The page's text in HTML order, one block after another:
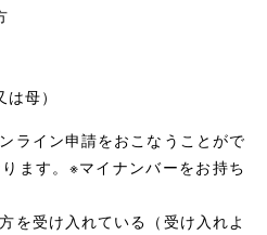
母）
ライン申請をおこなうことがで
ます。※マイナンバーをお持ち
を受け入れている（受け入れよ